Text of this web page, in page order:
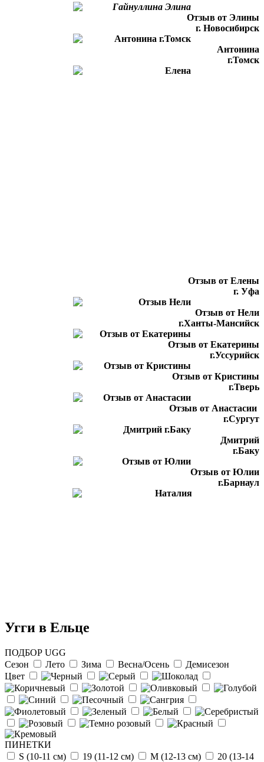
Отзыв от Элины
г. Новосибирск
Антонина
г.Томск
Отзыв от Елены
г. Уфа
Отзыв от Нели
г.Ханты-Мансийск
Отзыв от Екатерины
г.Уссурийск
Отзыв от Кристины
г.Тверь
Отзыв от Анастасии
г.Сургут
Дмитрий
г.Баку
Отзыв от Юлии
г.Барнаул
Отзыв от Натальи
г.Красноярск
Угги в Ельце
ПОДБОР UGG
Сезон
Лето Зима Весна/Осень
Демисезон
Цвет
ПИНЕТКИ
S (10-11 см)
19 (11-12 см) М (12-13 см)
20 (13-14